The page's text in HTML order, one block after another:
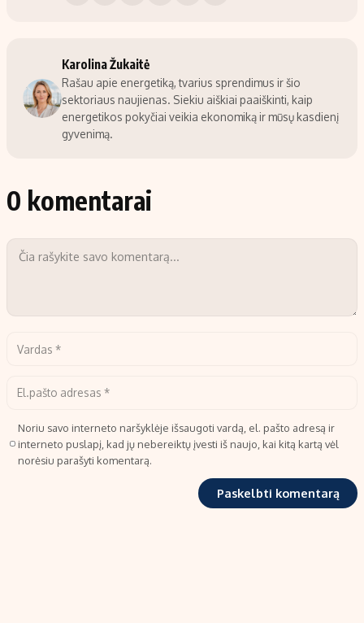
Karolina Žukaitė
Rašau apie energetiką, tvarius sprendimus ir šio
sektoriaus naujienas. Siekiu aiškiai paaiškinti, kaip
energetikos pokyčiai veikia ekonomiką ir mūsų kasdienį
gyvenimą.
0 komentarai
Noriu savo interneto naršyklėje išsaugoti vardą, el. pašto adresą ir
interneto puslapį, kad jų nebereiktų įvesti iš naujo, kai kitą kartą vėl
norėsiu parašyti komentarą.